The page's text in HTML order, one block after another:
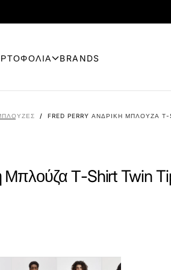
BRANDS
/ FRED PERRY ΑΝΔΡΙΚΉ ΜΠΛΟΎΖΑ
Μπλούζα Τ-Shirt Twin